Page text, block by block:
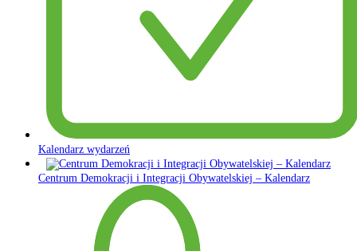
Kalendarz wydarzeń
Centrum Demokracji i Integracji Obywatelskiej – Kalendarz